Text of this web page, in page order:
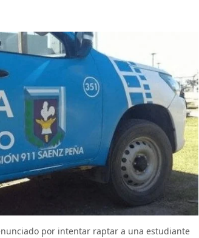
por intentar raptar a una estudiante